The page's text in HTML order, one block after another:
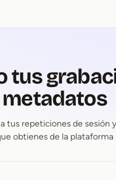
tus
tus repeticiones de sesión
obtienes de la plataforma